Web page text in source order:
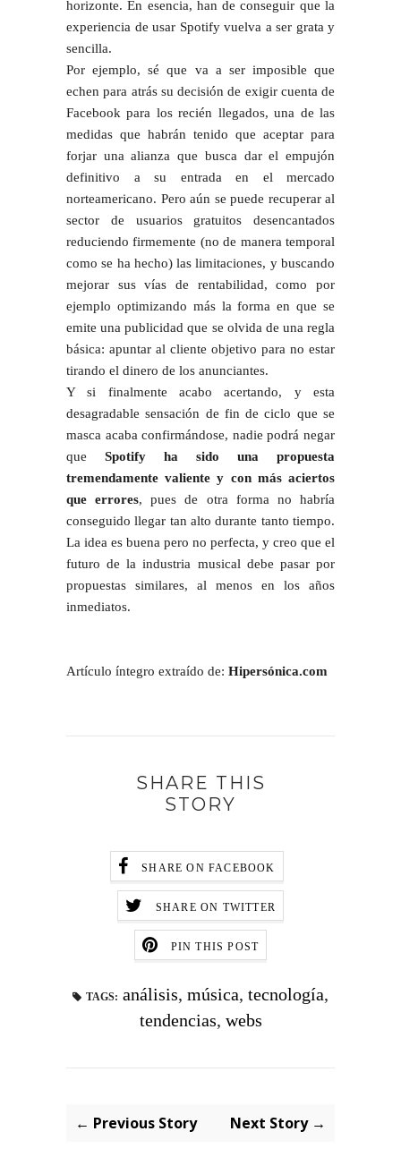
horizonte. En esencia, han de conseguir que la
experiencia de usar Spotify vuelva a ser grata y
sencilla.
Por ejemplo, sé que va a ser imposible que
echen para atrás su decisión de exigir cuenta de
Facebook para los recién llegados, una de las
medidas que habrán tenido que aceptar para
forjar una alianza que busca dar el empujón
definitivo a su entrada en el mercado
norteamericano. Pero aún se puede recuperar al
sector de usuarios gratuitos desencantados
reduciendo firmemente (no de manera temporal
como se ha hecho) las limitaciones, y buscando
mejorar sus vías de rentabilidad, como por
ejemplo optimizando más la forma en que se
emite una publicidad que se olvida de una regla
básica: apuntar al cliente objetivo para no estar
tirando el dinero de los anunciantes.
Y si finalmente acabo acertando, y esta
desagradable sensación de fin de ciclo que se
masca acaba confirmándose, nadie podrá negar
que Spotify ha sido una propuesta
tremendamente valiente y con más aciertos
que errores, pues de otra forma no habría
conseguido llegar tan alto durante tanto tiempo.
La idea es buena pero no perfecta, y creo que el
futuro de la industria musical debe pasar por
propuestas similares, al menos en los años
inmediatos.
Artículo íntegro extraído de: Hipersónica.com
SHARE THIS
STORY
SHARE ON FACEBOOK
SHARE ON TWITTER
PIN THIS POST
TAGS: análisis, música, tecnología,
tendencias, webs
← Previous Story Next Story →